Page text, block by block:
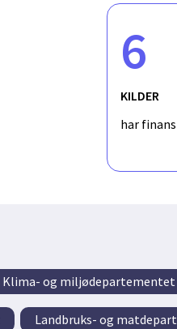
6
KILDER
har
Klima- og miljødepartementet
Landbruks- og